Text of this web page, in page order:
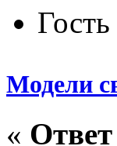
Гость
Модели
«